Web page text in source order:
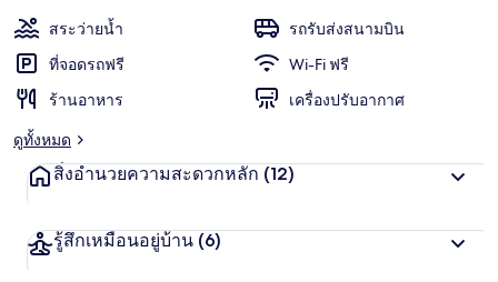
สระว่ายน้ำ
รถรับส่งสนามบิน
ที่จอดรถฟรี
Wi-Fi ฟรี
ร้านอาหาร
เครื่องปรับอากาศ
ดูทั้งหมด
สิ่งอำนวยความสะดวกหลัก (12)
รู้สึกเหมือนอยู่บ้าน (6)